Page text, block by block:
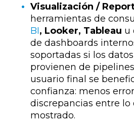
Visualización /
herramientas de
BI, Looker, Tableau u
de dashboards
soportadas si los
provienen de
usuario final se
confianza: menos
discrepancias entre lo
mostrado.